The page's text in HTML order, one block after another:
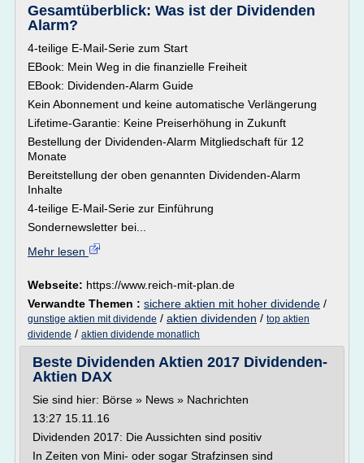
Gesamtüberblick: Was ist der Dividenden
Alarm?
4-teilige E-Mail-Serie zum Start
EBook: Mein Weg in die finanzielle Freiheit
EBook: Dividenden-Alarm Guide
Kein Abonnement und keine automatische Verlängerung
Lifetime-Garantie: Keine Preiserhöhung in Zukunft
Bestellung der Dividenden-Alarm Mitgliedschaft für 12
Monate
Bereitstellung der oben genannten Dividenden-Alarm
Inhalte
4-teilige E-Mail-Serie zur Einführung
Sondernewsletter bei...
Mehr lesen
Webseite: https://www.reich-mit-plan.de
Verwandte Themen : sichere aktien mit hoher dividende /
gunstige aktien mit dividende / aktien dividenden / top aktien
dividende / aktien dividende monatlich
Beste Dividenden Aktien 2017 Dividenden-
Aktien DAX
Sie sind hier: Börse » News » Nachrichten
13:27 15.11.16
Dividenden 2017: Die Aussichten sind positiv
In Zeiten von Mini- oder sogar Strafzinsen sind